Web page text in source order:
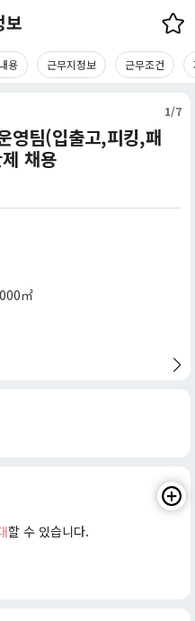
보
용 근무지정보 근무조건
1/7
영팀(입출고,피킹,패
채용
㎡
할 수 있습니다.